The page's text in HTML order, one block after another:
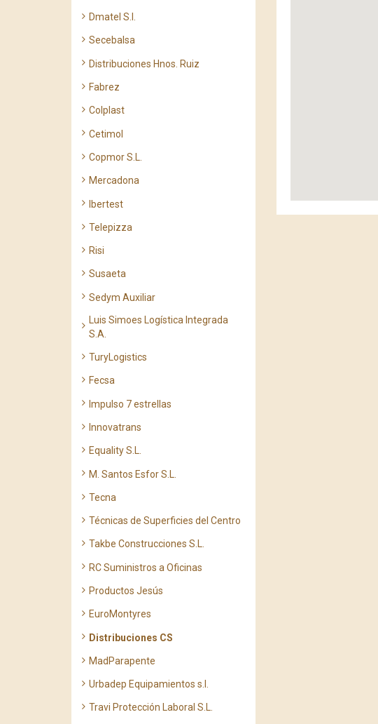
Dmatel S.l.
Secebalsa
Distribuciones Hnos. Ruiz
Fabrez
Colplast
Cetimol
Copmor S.L.
Mercadona
Ibertest
Telepizza
Risi
Susaeta
Sedym Auxiliar
Luis Simoes Logística Integrada
S.A.
TuryLogistics
Fecsa
Impulso 7 estrellas
Innovatrans
Equality S.L.
M. Santos Esfor S.L.
Tecna
Técnicas de Superficies del Centro
Takbe Construcciones S.L.
RC Suministros a Oficinas
Productos Jesús
EuroMontyres
Distribuciones CS
MadParapente
Urbadep Equipamientos s.l.
Travi Protección Laboral S.L.